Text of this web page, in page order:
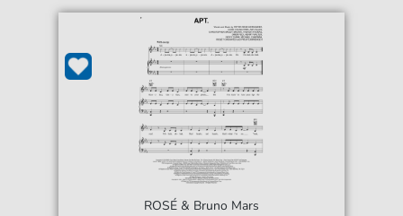
ROSÉ & Bruno Mars